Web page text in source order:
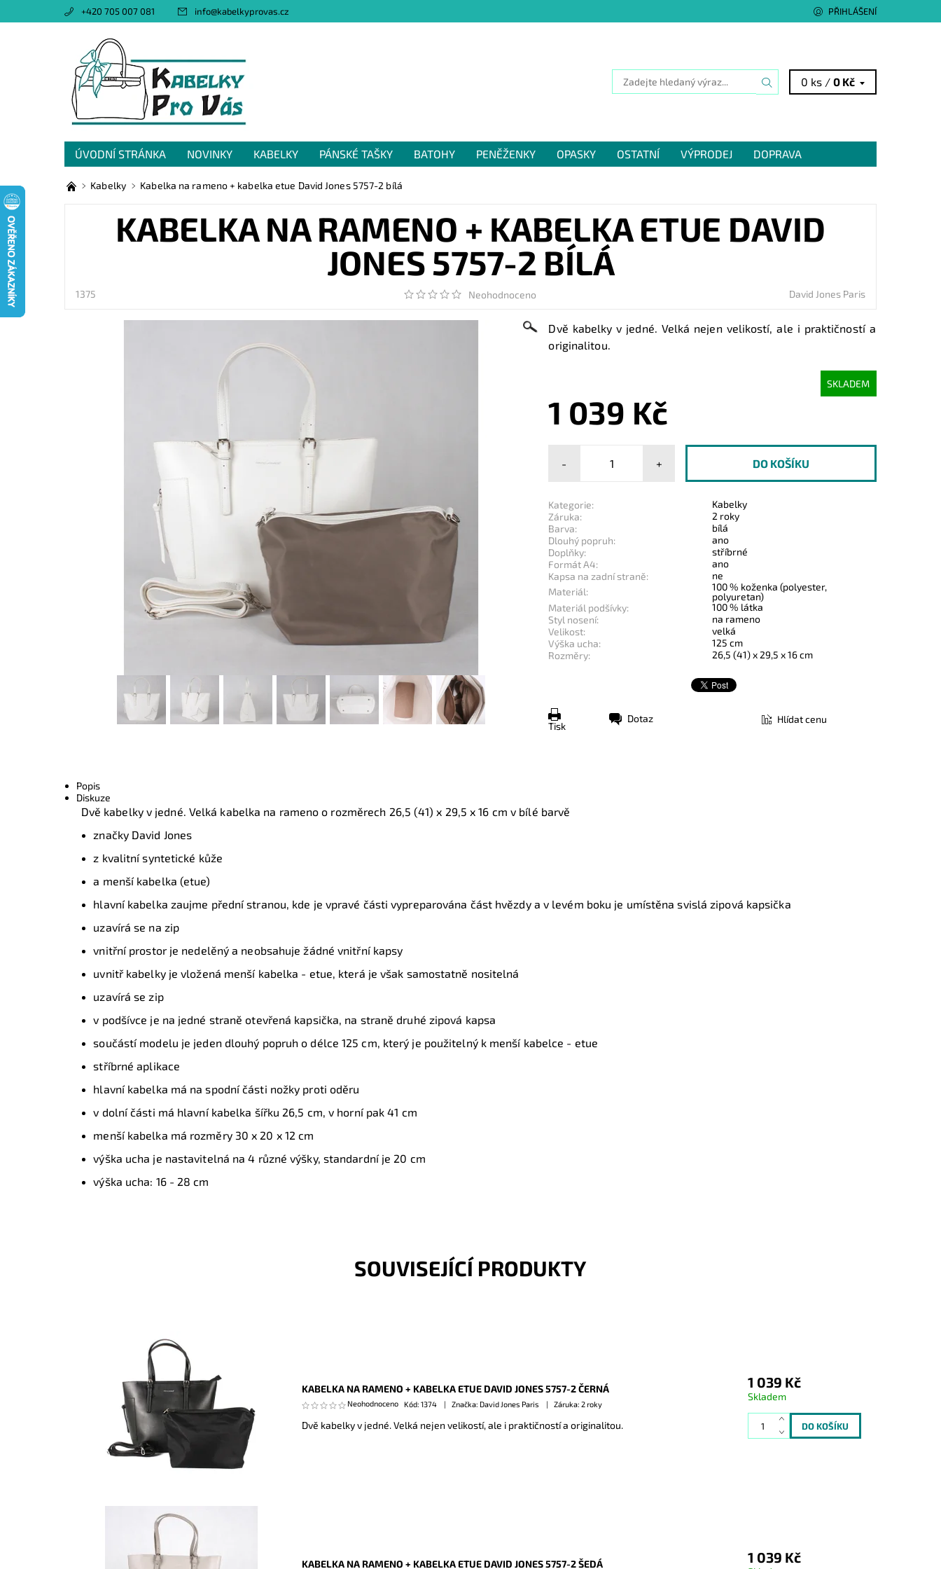
+420 705 007 081 info@kabelkyprovas.cz PŘIHLÁŠENÍ
0 ks /0 Kč
ÚVODNÍ STRÁNKA NOVINKY KABELKY PÁNSKÉ TAŠKY BATOHY PENĚŽENKY OPASKY OSTATNÍ VÝPRODEJ
DOPRAVA
OBCHODNÍ PODMÍNKY
NAPIŠTE NÁM
Kabelky Kabelka na rameno + kabelka etue David Jones 5757-2 bílá
KABELKA NA RAMENO + KABELKA ETUE DAVID
JONES 5757-2 BÍLÁ
1375 Neohodnoceno David Jones Paris
Dvě kabelky v jedné. Velká nejen velikostí, ale i praktičností a
originalitou.
SKLADEM
1 039 Kč
- +
Kategorie:
Kabelky
Záruka:
2 roky
Barva:
bílá
Dlouhý popruh:
ano
Doplňky:
stříbrné
Formát A4:
ano
Kapsa na zadní straně:
ne
Materiál:
100 % koženka (polyester,
polyuretan)
Materiál podšívky:
100 % látka
Styl nosení:
na rameno
Velikost:
velká
Výška ucha:
125 cm
Rozměry:
26,5 (41) x 29,5 x 16 cm
Tisk
Dotaz Hlídat cenu
Popis
Diskuze
Dvě kabelky v jedné. Velká kabelka na rameno o rozměrech 26,5 (41) x 29,5 x 16 cm v bílé barvě
značky David Jones
z kvalitní syntetické kůže
a menší kabelka (etue)
hlavní kabelka zaujme přední stranou, kde je vpravé části vypreparována část hvězdy a v levém boku je umístěna svislá zipová kapsička
uzavírá se na zip
vnitřní prostor je nedelěný a neobsahuje žádné vnitřní kapsy
uvnitř kabelky je vložená menší kabelka - etue, která je však samostatně nositelná
uzavírá se zip
v podšívce je na jedné straně otevřená kapsička, na straně druhé zipová kapsa
součástí modelu je jeden dlouhý popruh o délce 125 cm, který je použitelný k menší kabelce - etue
stříbrné aplikace
hlavní kabelka má na spodní části nožky proti oděru
v dolní části má hlavní kabelka šířku 26,5 cm, v horní pak 41 cm
menší kabelka má rozměry 30 x 20 x 12 cm
výška ucha je nastavitelná na 4 různé výšky, standardní je 20 cm
výška ucha: 16 - 28 cm
SOUVISEJÍCÍ PRODUKTY
KABELKA NA RAMENO + KABELKA ETUE DAVID JONES 5757-2 ČERNÁ
Neohodnoceno Kód: 1374 Značka: David Jones Paris Záruka: 2 roky
Dvě kabelky v jedné. Velká nejen velikostí, ale i praktičností a originalitou.
1 039 Kč
Skladem
KABELKA NA RAMENO + KABELKA ETUE DAVID JONES 5757-2 ŠEDÁ 1 039 Kč